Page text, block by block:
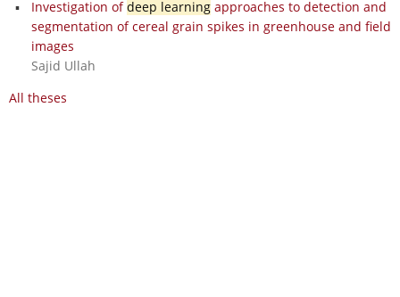
Investigation ofdeep learningapproaches to detection and
segmentation of cereal grain spikes in greenhouse and field
images
Sajid Ullah
All theses